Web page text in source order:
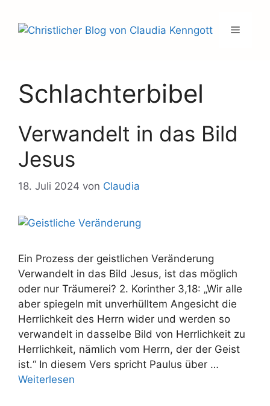
Inhalt
springen
Menü
Schlachterbibel
Verwandelt in das Bild
Jesus
18. Juli 2024 von Claudia
Ein Prozess der geistlichen Veränderung
Verwandelt in das Bild Jesus, ist das möglich
oder nur Träumerei? 2. Korinther 3,18: „Wir alle
aber spiegeln mit unverhülltem Angesicht die
Herrlichkeit des Herrn wider und werden so
verwandelt in dasselbe Bild von Herrlichkeit zu
Herrlichkeit, nämlich vom Herrn, der der Geist
ist.“ In diesem Vers spricht Paulus über …
Weiterlesen